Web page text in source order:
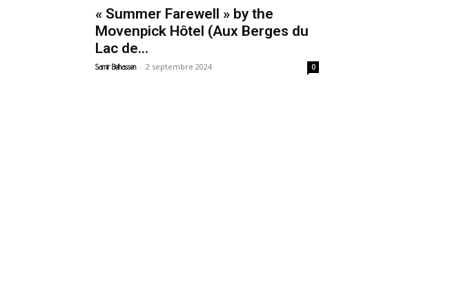
« Summer Farewell » by the
Movenpick Hôtel (Aux Berges du
Lac de...
Samir Belhassen - 2 septembre 2024 0